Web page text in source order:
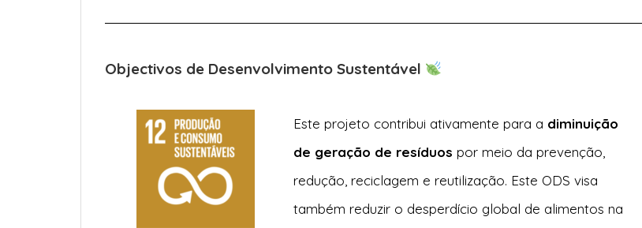
Objectivos de Desenvolvimento Sustentável
Este projeto contribui ativamente para a diminuição
de geração de resíduos por meio da prevenção,
redução, reciclagem e reutilização. Este ODS visa
também reduzir o desperdício global de alimentos na